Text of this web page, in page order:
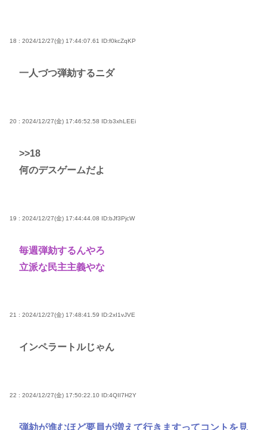
18 : 2024/12/27(金) 17:44:07.61 ID:f0kcZqKP
一人づつ弾劾するニダ
20 : 2024/12/27(金) 17:46:52.58 ID:b3xhLEEi
>>18
何のデスゲームだよ
19 : 2024/12/27(金) 17:44:44.08 ID:bJf3PjcW
毎週弾劾するんやろ
立派な民主主義やな
21 : 2024/12/27(金) 17:48:41.59 ID:2xI1vJVE
インペラートルじゃん
22 : 2024/12/27(金) 17:50:22.10 ID:4QII7H2Y
弾劾が進むほど要員が増えて行きますってコントを見